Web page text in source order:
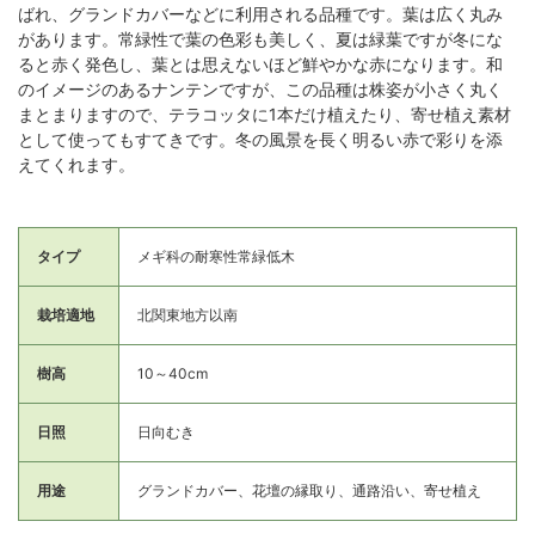
ばれ、グランドカバーなどに利用される品種です。葉は広く丸み
があります。常緑性で葉の色彩も美しく、夏は緑葉ですが冬にな
ると赤く発色し、葉とは思えないほど鮮やかな赤になります。和
のイメージのあるナンテンですが、この品種は株姿が小さく丸く
まとまりますので、テラコッタに1本だけ植えたり、寄せ植え素材
として使ってもすてきです。冬の風景を長く明るい赤で彩りを添
えてくれます。
タイプ メギ科の耐寒性常緑低木
栽培適地 北関東地方以南
樹高 10～40cm
日照 日向むき
用途 グランドカバー、花壇の縁取り、通路沿い、寄せ植え